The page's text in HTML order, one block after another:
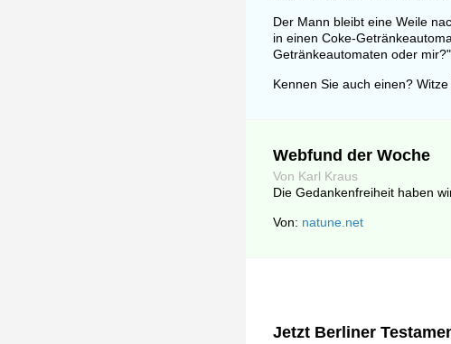
Der Mann bleibt eine Weile
in einen Coke-
Getränkeautomaten oder mir?"
Kennen Sie auch einen?
Webfund der Woche
Von Karl Kraus
Die Gedankenfreiheit haben
Von: natune.net
Jetzt Berliner